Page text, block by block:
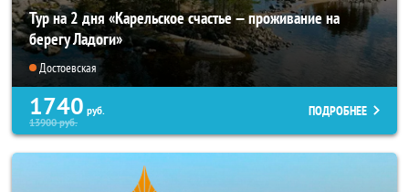
Тур на 2 дня «Карельское счастье — проживание на
берегу Ладоги»
Достоевская
1740 руб.
13900руб.
ПОДРОБНЕЕ